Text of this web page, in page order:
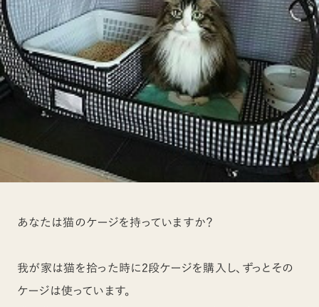
あなたは猫のケージを持っていますか？
我が家は猫を拾った時に2段ケージを購入し、ずっとその
ケージは使っています。